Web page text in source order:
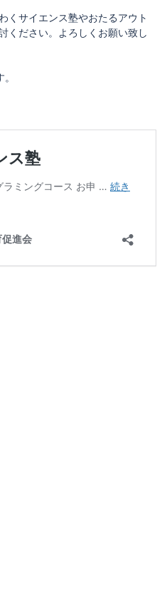
くサイエンス塾やおたるアウト
ください。よろしくお願い致し